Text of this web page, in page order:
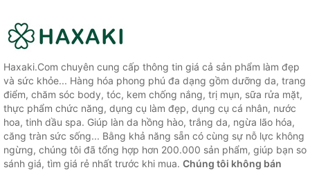
Haxaki.Com chuyên cung cấp thông tin giá cả sản phẩm làm đẹp
và sức khỏe... Hàng hóa phong phú đa dạng gồm dưỡng da, trang
điểm, chăm sóc body, tóc, kem chống nắng, trị mụn, sữa rửa mặt,
thực phẩm chức năng, dụng cụ làm đẹp, dụng cụ cá nhân, nước
hoa, tinh dầu spa. Giúp làn da hồng hào, trắng da, ngừa lão hóa,
căng tràn sức sống... Bằng khả năng sẵn có cùng sự nỗ lực không
ngừng, chúng tôi đã tổng hợp hơn 200.000 sản phẩm, giúp bạn so
sánh giá, tìm giá rẻ nhất trước khi mua. Chúng tôi không bán